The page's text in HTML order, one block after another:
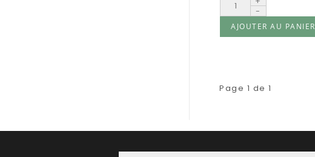
-
AJOUTER AU PANIER
Page 1 de 1